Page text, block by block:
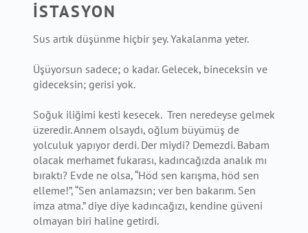
İSTASYON
Sus artık düşünme hiçbir şey. Yakalanma yeter.
Üşüyorsun sadece; o kadar. Gelecek, bineceksin ve
gideceksin; gerisi yok.
Soğuk iliğimi kesti kesecek. Tren neredeyse gelmek
üzeredir. Annem olsaydı, oğlum büyümüş de
yolculuk yapıyor derdi. Der miydi? Demezdi. Babam
olacak merhamet fukarası, kadıncağızda analık mı
bıraktı? Evde ne olsa, “Höd sen karışma, höd sen
elleme!”, “Sen anlamazsın; ver ben bakarım. Sen
imza atma.” diye diye kadıncağızı, kendine güveni
olmayan biri haline getirdi.